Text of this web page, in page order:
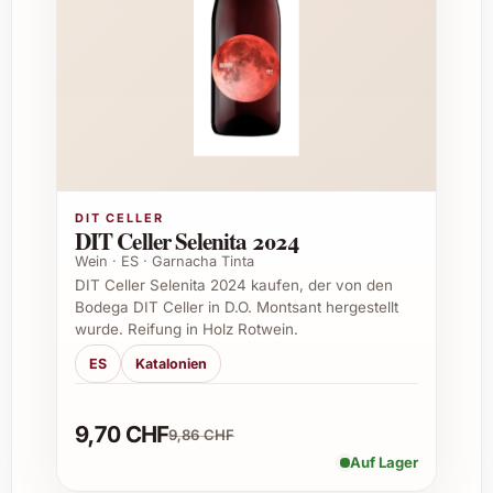
einem langen, nachhaltigen Abgang.
Alkoholgehalt:ca. 13% vol.
Traditionelle Reifung in
französischen Eichenfässern, um
Komplexität und Tiefe zu erzeugen.
Ideal für besondere Momente
Der Bass Phillip Premium Pinot Noir 2021
eignet sich hervorragend für verschiedenste
Gelegenheiten, sei es als exklusives
Geschenk oder um selbst besondere Stunden
zu geniessen.
Romantische Dinner
Geburtstagsfeiern
Festliche Anlässe wie Weihnachten und
DIT CELLER
DIT Celler Selenita 2024
Wein · ES · Garnacha Tinta
DIT Celler Selenita 2024 kaufen, der von den
Bodega DIT Celler in D.O. Montsant hergestellt
wurde. Reifung in Holz Rotwein.
ES Katalonien
9,70 CHF9,86 CHF
Auf Lager